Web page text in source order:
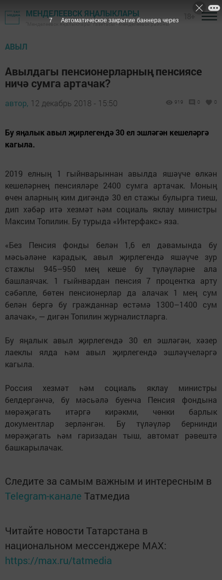
МЕНДЕЛЕЕВСК ЯҢАЛЫКЛАРЫ
"Менделеевск яңалыклары" газетасы - Менделеевск районы
АВЫЛ
Авылдагы пенсионерларның пенсиясе
ничә сумга артачак?
автор, 12 декабрь 2018 - 15:50 919 0 0
Бу яңалык авыл җирлегендә 30 ел эшләгән кешеләргә
кагыла.
2019 елның 1 гыйнварыннан авылда яшәүче өлкән
кешеләрнең пенсияләре 2400 сумга артачак. Моның
өчен аларның ким дигәндә 30 ел стажы булырга тиеш,
дип хәбәр итә хезмәт һәм социаль яклау министры
Максим Топилин. Бу турыда «Интерфакс» яза.
«Без Пенсия фонды белән 1,6 ел дәвамында бу
мәсьәләне карадык, авыл җирлегендә яшәүче зур
стажлы 945–950 мең кеше бу түләүләрне ала
башлаячак. 1 гыйнвардан пенсия 7 процентка арту
сәбәпле, бөтен пенсионерлар да алачак 1 мең сум
белән бергә бу гражданнар өстәмә 1300–1400 сум
алачак», — дигән Топилин журналистларга.
Бу яңалык авыл җирлегендә 30 ел эшләгән, хәзер
лаеклы ялда һәм авыл җирлегендә эшләүчеләргә
кагыла.
Россия хезмәт һәм социаль яклау министры
белдергәнчә, бу мәсьәлә буенча Пенсия фондына
мөрәҗәгать итәргә кирәкми, чөнки барлык
документлар зерләнгән. Бу түләүләр бернинди
мөрәҗәгать һәм гаризадан тыш, автомат рәвештә
башкарылачак.
Следите за самым важным и интересным в
Telegram-канале Татмедиа
Читайте новости Татарстана в
национальном мессенджере MАХ:
https://max.ru/tatmedia
7 Автоматическое закрытие баннера через